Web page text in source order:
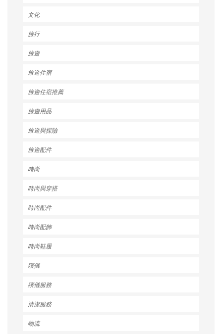
文化
旅行
旅遊
旅遊住宿
旅遊住宿推薦
旅遊用品
旅遊與探險
旅遊配件
時尚
時尚與穿搭
時尚配件
時尚配飾
時尚鞋履
殯儀
殯儀服務
清潔服務
物流